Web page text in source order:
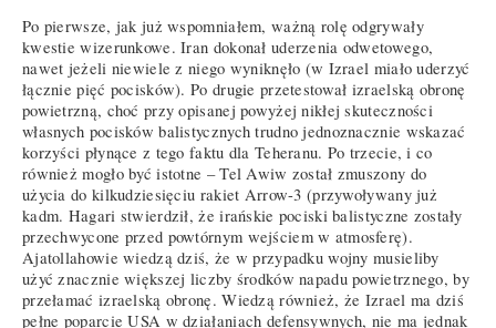
Po pierwsze, jak już wspomniałem, ważną rolę odgrywały
kwestie wizerunkowe. Iran dokonał uderzenia odwetowego,
nawet jeżeli niewiele z niego wyniknęło (w Izrael miało uderzyć
łącznie pięć pocisków). Po drugie przetestował izraelską obronę
powietrzną, choć przy opisanej powyżej nikłej skuteczności
własnych pocisków balistycznych trudno jednoznacznie wskazać
korzyści płynące z tego faktu dla Teheranu. Po trzecie, i co
również mogło być istotne – Tel Awiw został zmuszony do
użycia do kilkudziesięciu rakiet Arrow-3 (przywoływany już
kadm. Hagari stwierdził, że irańskie pociski balistyczne zostały
przechwycone przed powtórnym wejściem w atmosferę).
Ajatollahowie wiedzą dziś, że w przypadku wojny musieliby
użyć znacznie większej liczby środków napadu powietrznego, by
przełamać izraelską obronę. Wiedzą również, że Izrael ma dziś
pełne poparcie USA w działaniach defensywnych, nie ma jednak